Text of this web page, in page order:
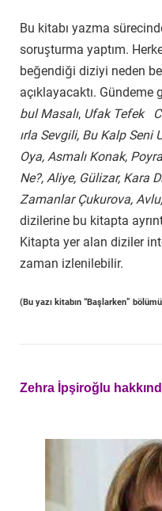
Bu kitabı yazma
soruşturma yaptım.
beğendiği diziyi neden
açıklayacaktı.
bul ­Mas­al­ı, Ufak ­Tef­ek
ır­la ­Sev­gili, Bu ­Kalp
Oya, As­mal­ı ­Ko­nak,
Ne?, Ali­ye, Gü­li­zar, Kar­a
Za­manl­ar ­Çu­ku­rov­a,
dizilerine bu kitapta
Kitapta yer alan diziler
zaman izlenilebilir.
(Bu yazı kitabın “Başlarken”
Zehra İpşiroğlu